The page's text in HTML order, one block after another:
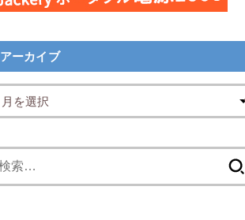
アーカイブ